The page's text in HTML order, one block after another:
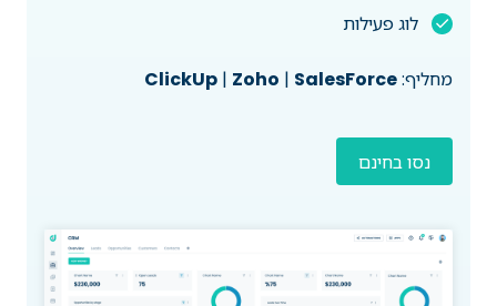
לוג פעילות
מחליף: ClickUp | Zoho | SalesForce
נסו בחינם